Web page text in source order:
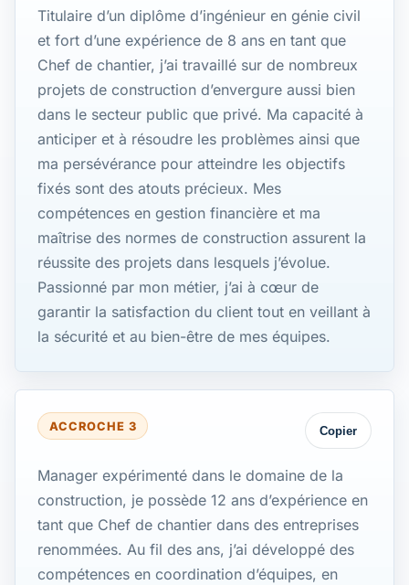
Titulaire d’un diplôme d’ingénieur en génie civil
et fort d’une expérience de 8 ans en tant que
Chef de chantier, j’ai travaillé sur de nombreux
projets de construction d’envergure aussi bien
dans le secteur public que privé. Ma capacité à
anticiper et à résoudre les problèmes ainsi que
ma persévérance pour atteindre les objectifs
fixés sont des atouts précieux. Mes
compétences en gestion financière et ma
maîtrise des normes de construction assurent la
réussite des projets dans lesquels j’évolue.
Passionné par mon métier, j’ai à cœur de
garantir la satisfaction du client tout en veillant à
la sécurité et au bien-être de mes équipes.
ACCROCHE 3 Copier
Manager expérimenté dans le domaine de la
construction, je possède 12 ans d’expérience en
tant que Chef de chantier dans des entreprises
renommées. Au fil des ans, j’ai développé des
compétences en coordination d’équipes, en